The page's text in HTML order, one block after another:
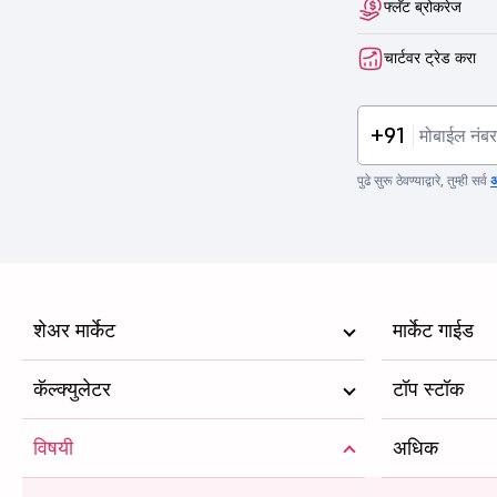
फ्लॅट ब्रोकरेज
चार्टवर ट्रेड करा
+91
पुढे सुरू ठेवण्याद्वारे, तुम्ही सर्व
शेअर मार्केट मार्केट गाईड
कॅल्क्युलेटर टॉप स्टॉक
विषयी अधिक